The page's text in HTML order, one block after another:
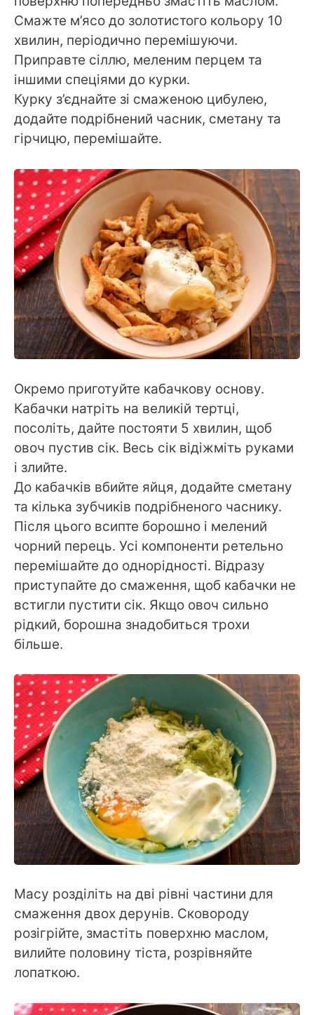
Смажте м’ясо до золотистого кольору 10
хвилин, періодично перемішуючи.
Приправте сіллю, меленим перцем та
іншими спеціями до курки.
Курку з’єднайте зі смаженою цибулею,
додайте подрібнений часник, сметану та
гірчицю, перемішайте.
Окремо приготуйте кабачкову основу.
Кабачки натріть на великій тертці,
посоліть, дайте постояти 5 хвилин, щоб
овоч пустив сік. Весь сік відіжміть руками
і злийте.
До кабачків вбийте яйця, додайте сметану
та кілька зубчиків подрібненого часнику.
Після цього всипте борошно і мелений
чорний перець. Усі компоненти ретельно
перемішайте до однорідності. Відразу
приступайте до смаження, щоб кабачки не
встигли пустити сік. Якщо овоч сильно
рідкий, борошна знадобиться трохи
більше.
Масу розділіть на дві рівні частини для
смаження двох дерунів. Сковороду
розігрійте, змастіть поверхню маслом,
вилийте половину тіста, розрівняйте
лопаткою.